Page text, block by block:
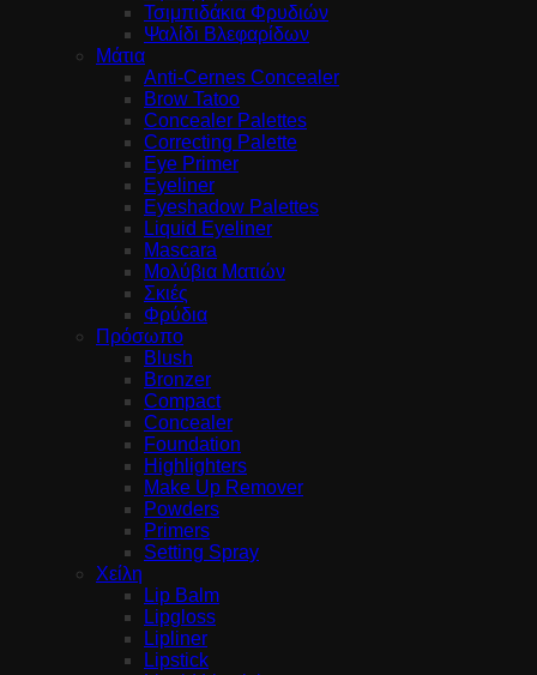
Τσιμπιδάκια Φρυδιών
Ψαλίδι Βλεφαρίδων
Μάτια
Anti-Cernes Concealer
Brow Tatoo
Concealer Palettes
Correcting Palette
Eye Primer
Eyeliner
Eyeshadow Palettes
Liquid Eyeliner
Mascara
Μολύβια Ματιών
Σκιές
Φρύδια
Πρόσωπο
Blush
Bronzer
Compact
Concealer
Foundation
Highlighters
Make Up Remover
Powders
Primers
Setting Spray
Χείλη
Lip Balm
Lipgloss
Lipliner
Lipstick